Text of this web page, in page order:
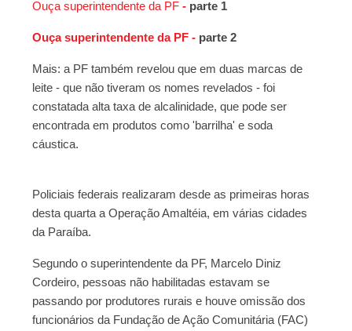
Ouça superintendente da PF - parte 1
Ouça superintendente da PF - parte 2
Mais: a PF também revelou que em duas marcas de
leite - que não tiveram os nomes revelados - foi
constatada alta taxa de alcalinidade, que pode ser
encontrada em produtos como 'barrilha' e soda
cáustica.
Policiais federais realizaram desde as primeiras horas
desta quarta a Operação Amaltéia, em várias cidades
da Paraíba.
Segundo o superintendente da PF, Marcelo Diniz
Cordeiro, pessoas não habilitadas estavam se
passando por produtores rurais e houve omissão dos
funcionários da Fundação de Ação Comunitária (FAC)